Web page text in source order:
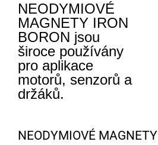
NEODYMIOVÉ
MAGNETY IRON
BORON jsou
široce používány
pro aplikace
motorů, senzorů a
držáků.
NEODYMIOVÉ MAGNETY